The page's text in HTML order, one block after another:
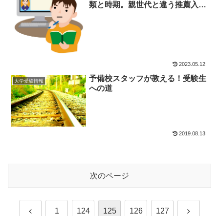
類と時期。親世代と違う推薦入試
2023.05.12
大学受験情報
予備校スタッフが教える！受験生
への道
2019.08.13
次のページ
前 1 124 125 126 127 次